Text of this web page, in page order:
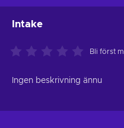
Intake
Bli först
Ingen beskrivning ännu